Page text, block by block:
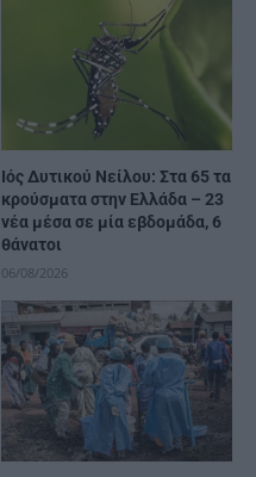
Ιός Δυτικού Νείλου: Στα 65 τα
κρούσματα στην Ελλάδα – 23
νέα μέσα σε μία εβδομάδα, 6
θάνατοι
06/08/2026